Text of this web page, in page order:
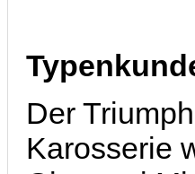
Der
Karosserie